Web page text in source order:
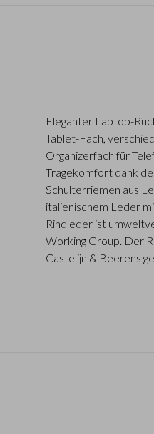
Eleganter Laptop-
Tablet-Fach,
Organizerfach für
Tragekomfort dank
Schulterriemen aus
italienischem Leder
Rindleder ist
Working Group. Der
Castelijn & Beerens